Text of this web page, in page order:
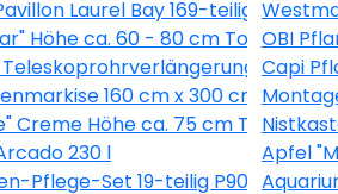
Laurel Bay 169-teilig
Höhe ca. 60 - 80 cm Topf ca. 2
OBI
Capi
160 cm x 300 cm
Creme Höhe ca. 75 cm Topf ca.
230 l
Apfel
Pflege-Set 19-teilig P90211